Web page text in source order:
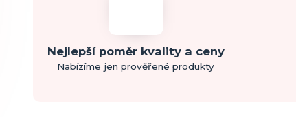
Nejlepší poměr kvality a ceny
Nabízíme jen prověřené produkty